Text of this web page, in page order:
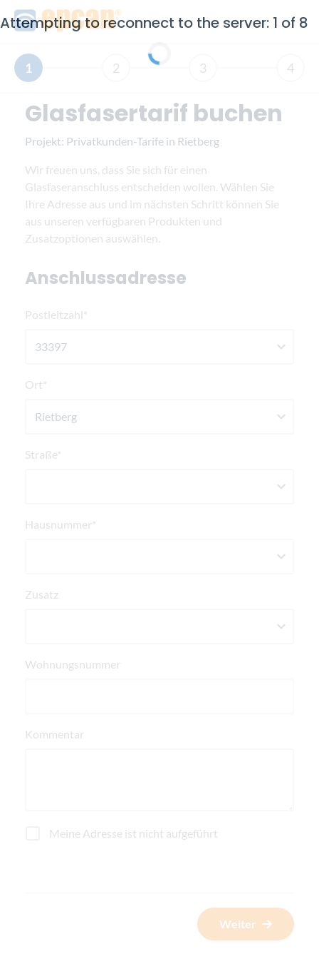
1 2 3 4
Glasfasertarif buchen
Projekt: Privatkunden-Tarife in Rietberg
Wir freuen uns, dass Sie sich für einen
Glasfaseranschluss entscheiden wollen. Wählen Sie
Ihre Adresse aus und im nächsten Schritt können Sie
aus unseren verfügbaren Produkten und
Zusatzoptionen auswählen.
Anschlussadresse
Postleitzahl*
Ort*
Straße*
Hausnummer*
Zusatz
Wohnungsnummer
Kommentar
Meine Adresse ist nicht aufgeführt
Weiter
Attempting to reconnect to the server: 1 of 8